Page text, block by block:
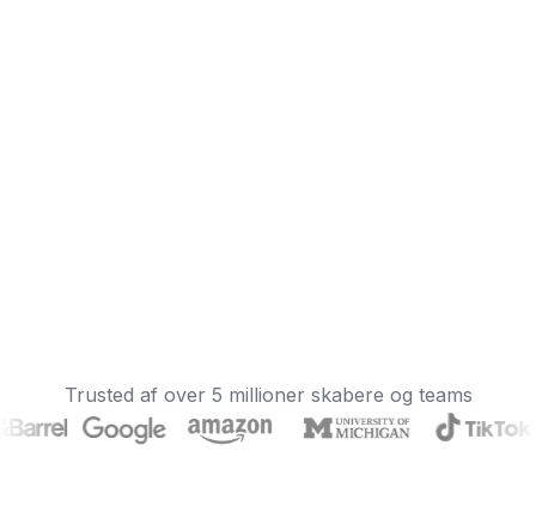
Trusted af over 5 millioner skabere og teams